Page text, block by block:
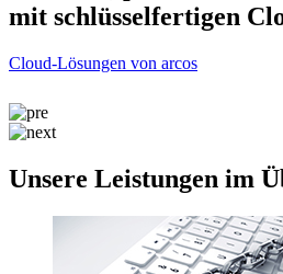
mit schlüsselfertigen
Cloud-Lösungen von arcos
Unsere Leistungen im